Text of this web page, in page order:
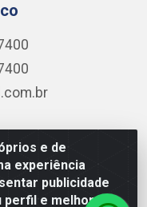
e de
experiência
publicidade
perfil e melhorar a
1090 - Nova
59.151-250 - CNPJ